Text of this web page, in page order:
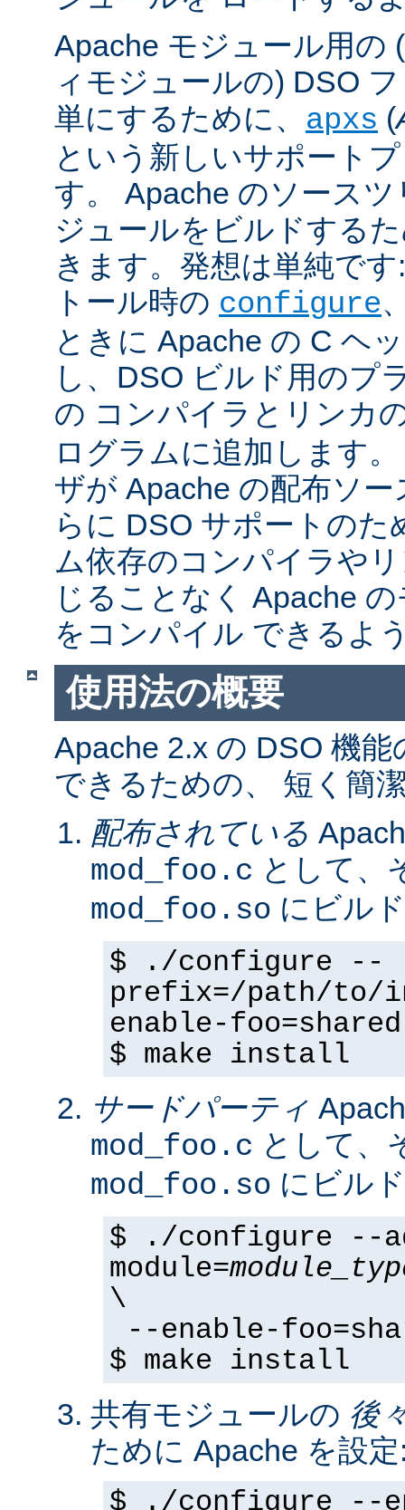
Apache モジュール用の
ィモジュールの) DSO
単にするために、 apxs (
という新しいサポート
す。 Apache のソースツ
ジュールをビルドする
きます。発想は単純で
トール時の configure
ときに Apache の C ヘ
し、DSO ビルド用のプ
の コンパイラとリンカ
ログラムに追加します
ザが Apache の配布ソ
らに DSO サポートの
ム依存のコンパイラや
じることなく Apache
をコンパイル できるよ
使用法の概要
Apache 2.x の DSO 機
できるための、 短く簡
配布されている
mod_foo.c として、
mod_foo.so にビル
$ ./configure --
prefix=/path/
enable-foo=shared
$ make install
サードパーティ
mod_foo.c として、
mod_foo.so にビル
$ ./configure --
module=
\
--enable-
$ make install
共有モジュールの 後
ために Apache を設
$ ./configure --